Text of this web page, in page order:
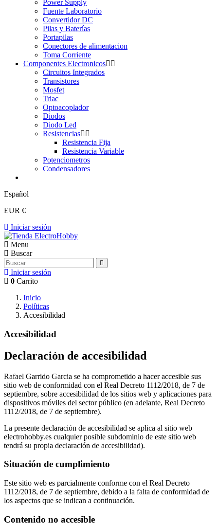
Power Supply
Fuente Laboratorio
Convertidor DC
Pilas y Baterías
Portapilas
Conectores de alimentacion
Toma Corriente
Componentes Electronicos
Circuitos Integrados
Transistores
Mosfet
Triac
Optoacoplador
Diodos
Diodo Led
Resistencias
Resistencia Fija
Resistencia Variable
Potenciometros
Condensadores
Español
EUR €
Iniciar sesión
Menu
Buscar
Iniciar sesión
0 Carrito
Inicio
Políticas
Accesibilidad
Accesibilidad
Declaración de accesibilidad
Rafael Garrido Garcia se ha comprometido a hacer accesible sus
sitio web de conformidad con el Real Decreto 1112/2018, de 7 de
septiembre, sobre accesibilidad de los sitios web y aplicaciones para
dispositivos móviles del sector público (en adelante, Real Decreto
1112/2018, de 7 de septiembre).
La presente declaración de accesibilidad se aplica al sitio web
electrohobby.es cualquier posible subdominio de este sitio web
tendrá su propia declaración de accesibilidad).
Situación de cumplimiento
Este sitio web es parcialmente conforme con el Real Decreto
1112/2018, de 7 de septiembre, debido a la falta de conformidad de
los aspectos que se indican a continuación.
Contenido no accesible